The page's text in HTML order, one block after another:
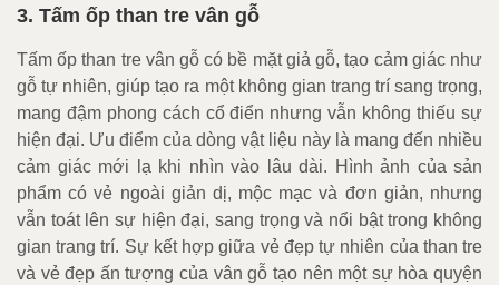
3. Tấm ốp than tre vân gỗ
Tấm ốp than tre vân gỗ có bề mặt giả gỗ, tạo cảm giác như
gỗ tự nhiên, giúp tạo ra một không gian trang trí sang trọng,
mang đậm phong cách cổ điển nhưng vẫn không thiếu sự
hiện đại. Ưu điểm của dòng vật liệu này là mang đến nhiều
cảm giác mới lạ khi nhìn vào lâu dài. Hình ảnh của sản
phẩm có vẻ ngoài giản dị, mộc mạc và đơn giản, nhưng
vẫn toát lên sự hiện đại, sang trọng và nổi bật trong không
gian trang trí. Sự kết hợp giữa vẻ đẹp tự nhiên của than tre
và vẻ đẹp ấn tượng của vân gỗ tạo nên một sự hòa quyện